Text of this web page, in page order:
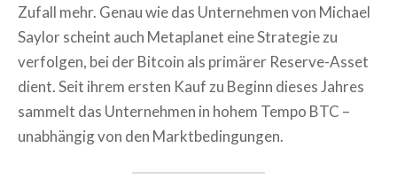
Zufall mehr. Genau wie das Unternehmen von Michael
Saylor scheint auch Metaplanet eine Strategie zu
verfolgen, bei der Bitcoin als primärer Reserve-Asset
dient. Seit ihrem ersten Kauf zu Beginn dieses Jahres
sammelt das Unternehmen in hohem Tempo BTC –
unabhängig von den Marktbedingungen.